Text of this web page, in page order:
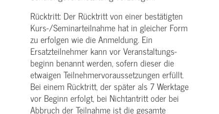
Rücktritt: Der Rücktritt von einer bestätigten
Kurs-/­Seminarteilnahme hat in gleicher Form
zu erfolgen wie die Anmeldung. Ein
Ersatzteilnehmer kann vor Veranstaltungs­
beginn benannt werden, sofern dieser die
etwaigen Teilnehmer­voraussetzungen erfüllt.
Bei einem Rücktritt, der später als 7 Werktage
vor Beginn erfolgt, bei Nichtantritt oder bei
Abbruch der Teilnahme ist die gesamte